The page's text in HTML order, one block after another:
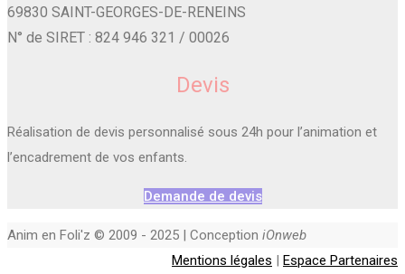
69830 SAINT-GEORGES-DE-RENEINS
N° de SIRET : 824 946 321 / 00026
Devis
Réalisation de devis personnalisé sous 24h pour l’animation et
l’encadrement de vos enfants.
Demande de devis
Anim en Foli'z © 2009 - 2025 | Conception iOnweb
Mentions légales | Espace Partenaires